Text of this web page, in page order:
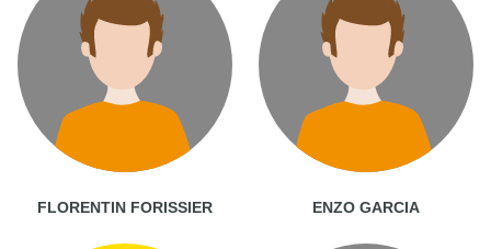
FLORENTIN FORISSIER ENZO GARCIA